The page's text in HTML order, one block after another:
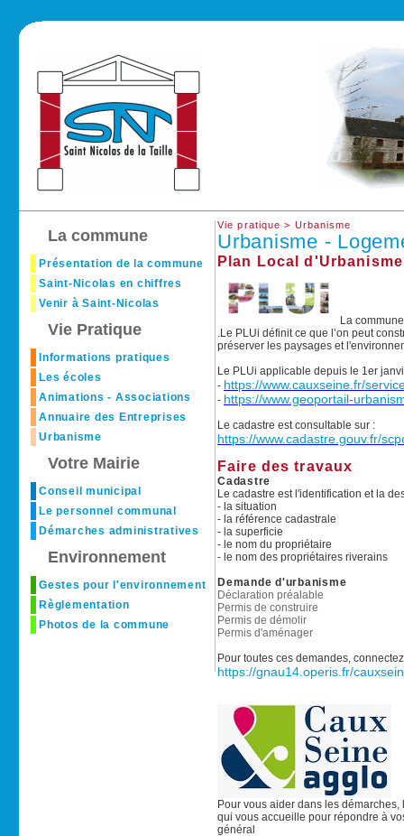
La commune
Présentation de la commune
Saint-Nicolas en chiffres
Venir à Saint-Nicolas
Vie Pratique
Informations pratiques
Les écoles
Animations - Associations
Annuaire des Entreprises
Urbanisme
Votre Mairie
Conseil municipal
Le personnel communal
Démarches administratives
Environnement
Gestes pour l'environnement
Règlementation
Photos de la commune
Vie pratique > Urbanisme
Urbanisme -
Plan Local
La
.Le PLUi définit ce que l’on peut
préserver les paysages et
Le PLUi applicable depuis le 1er
- https://www.cauxseine.fr/
- https://www.geoportail-
Le cadastre est consultable sur :
https://www.cadastre.gouv.fr/
Faire des travaux
Cadastre
Le cadastre est l'identification et la
- la situation
- la référence cadastrale
- la superficie
- le nom du propriétaire
- le nom des propriétaires riverains
Demande d'urbanisme
Déclaration préalable
Permis de construire
Permis de démolir
Permis d'aménager
Pour toutes ces demandes,
https://gnau14.operis.fr/
Pour vous aider dans les
qui vous accueille pour répondre à
général